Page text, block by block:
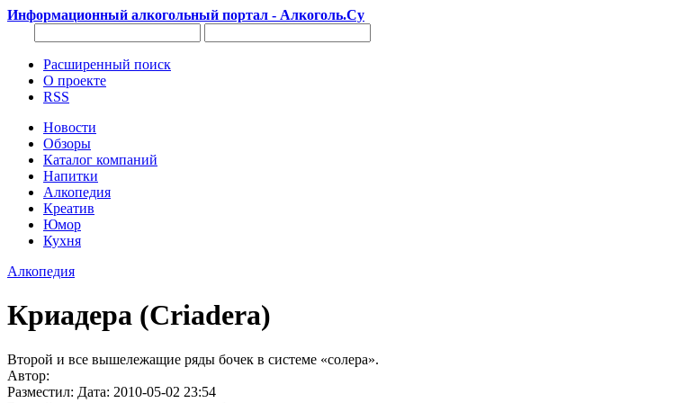
Информационный алкогольный портал - Алкоголь.Су
Расширенный поиск
О проекте
RSS
Новости
Обзоры
Каталог компаний
Напитки
Алкопедия
Креатив
Юмор
Кухня
Алкопедия
Криадера (Criadera)
Второй и все вышележащие ряды бочек в системе «солера».
Автор:
Разместил: Дата: 2010-05-02 23:54